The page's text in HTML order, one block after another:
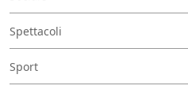
Spettacoli
Sport